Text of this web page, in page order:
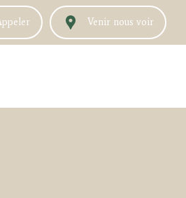
Venir nous voir